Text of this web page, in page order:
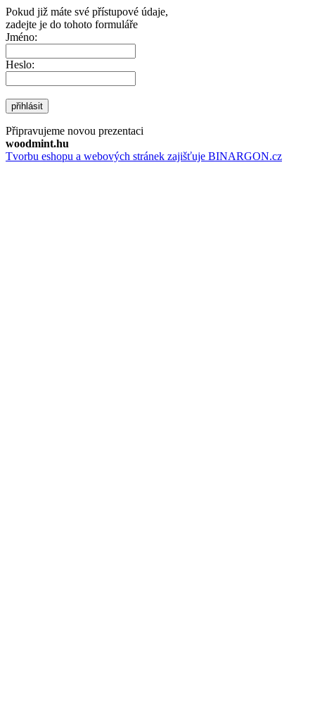
Pokud již máte své přístupové údaje,
zadejte je do tohoto formuláře
Jméno:
Heslo:
přihlásit
Připravujeme novou prezentaci
woodmint.hu
Tvorbu eshopu a webových stránek zajišťuje BINARGON.cz